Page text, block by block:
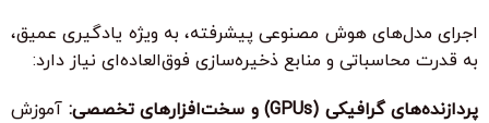
اجرای مدل‌های هوش مصنوعی پیشرفته، به ویژه یادگیری عمیق،
به قدرت محاسباتی و منابع ذخیره‌سازی فوق‌العاده‌ای نیاز دارد:
پردازنده‌های گرافیکی (GPUs) و سخت‌افزارهای تخصصی:
آموزش